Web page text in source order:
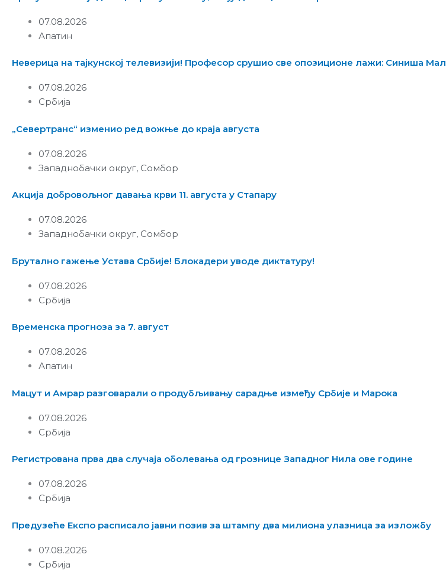
07.08.2026
Апатин
Неверица на тајкунској телевизији! Професор срушио све опозиционе лажи: Синиша
07.08.2026
Србија
„Севертранс“ изменио ред вожње до краја августа
07.08.2026
Западнобачки округ, Сомбор
Акција добровољног давања крви 11. августа у Стапару
07.08.2026
Западнобачки округ, Сомбор
Брутално гажење Устава Србије! Блокадери уводе диктатуру!
07.08.2026
Србија
Временска прогноза за 7. август
07.08.2026
Апатин
Мацут и Амрар разговарали о продубљивању сарадње између Србије и Марока
07.08.2026
Србија
Регистрована прва два случаја оболевања од грознице Западног Нила ове године
07.08.2026
Србија
Предузеће Експо расписало јавни позив за штампу два милиона улазница за изложбу
07.08.2026
Србија